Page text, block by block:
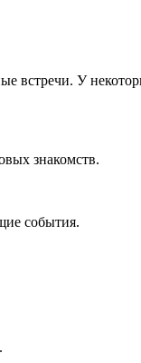
У
знакомств.
события.